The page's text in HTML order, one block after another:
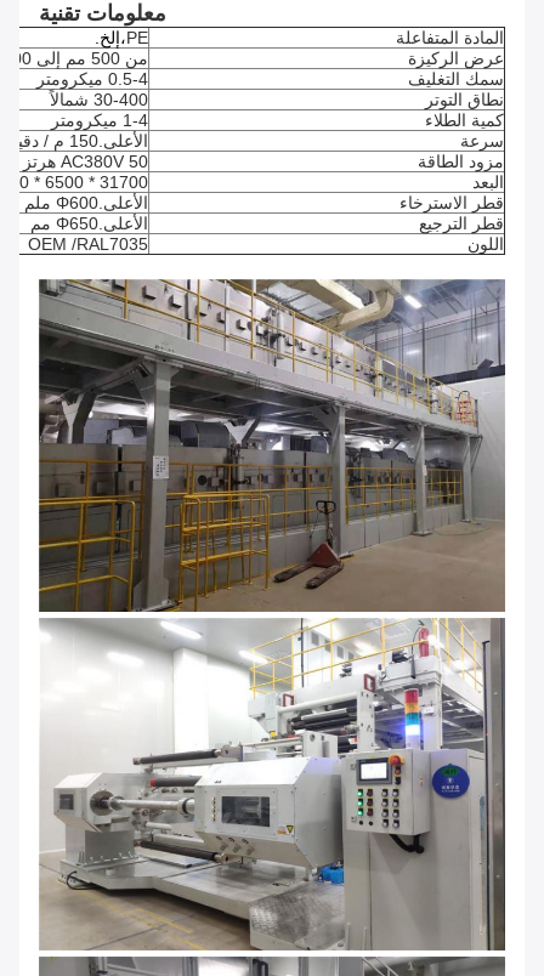
معلومات تقنية
المادة المتفاعلة PE،إلخ.
عرض الركيزة
من 500 مم إلى 1400 مم
سمك التغليف
0.5-4 ميكرومتر
نطاق التوتر
30-400 شمالاً
كمية الطلاء
1-4 ميكرومتر
سرعة
الأعلى.150 م / دقيقة
مزود الطاقة
AC380V 50 هرتز + PE
البعد
31700 * 6500 * 6500 مم
قطر الاسترخاء
الأعلى.Φ600 ملم
قطر الترجيع
الأعلى.Φ650 مم
اللون
OEM /RAL7035